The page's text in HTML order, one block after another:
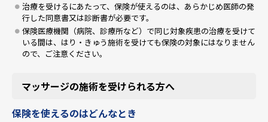
治療を受けるにあたって、保険が使えるのは、あらかじめ医師の発
行した同意書又は診断書が必要です。
保険医療機関（病院、診療所など）で同じ対象疾患の治療を受けて
いる間は、はり・きゅう施術を受けても保険の対象にはなりません
ので、ご注意ください。
マッサージの施術を受けられる方へ
保険を使えるのはどんなとき